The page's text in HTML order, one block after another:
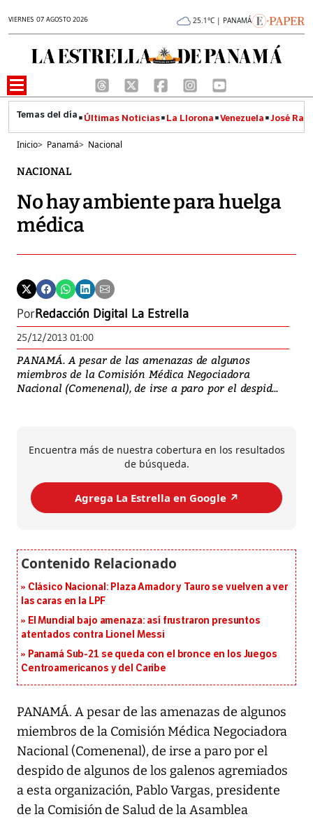
VIERNES 07 AGOSTO 2026 25.1°C | PANAMÁ
Últimas Noticias La Llorona Venezuela José
Inicio> Panamá> Nacional
NACIONAL
No hay ambiente para huelga
médica
PorRedacción Digital La Estrella
25/12/2013 01:00
PANAMÁ. A pesar de las amenazas de algunos
miembros de la Comisión Médica Negociadora
Nacional (Comenenal), de irse a paro por el despid...
Encuentra más de nuestra cobertura en los resultados
de búsqueda.
Agrega La Estrella en Google ↗️
Clásico Nacional: Plaza Amador y Tauro se vuelven a ver
las caras en la LPF
El Mundial bajo amenaza: así frustraron presuntos
atentados contra Lionel Messi
Panamá Sub-21 se queda con el bronce en los Juegos
Centroamericanos y del Caribe
PANAMÁ. A pesar de las amenazas de algunos
miembros de la Comisión Médica Negociadora
Nacional (Comenenal), de irse a paro por el
despido de algunos de los galenos agremiados
a esta organización, Pablo Vargas, presidente
de la Comisión de Salud de la Asamblea